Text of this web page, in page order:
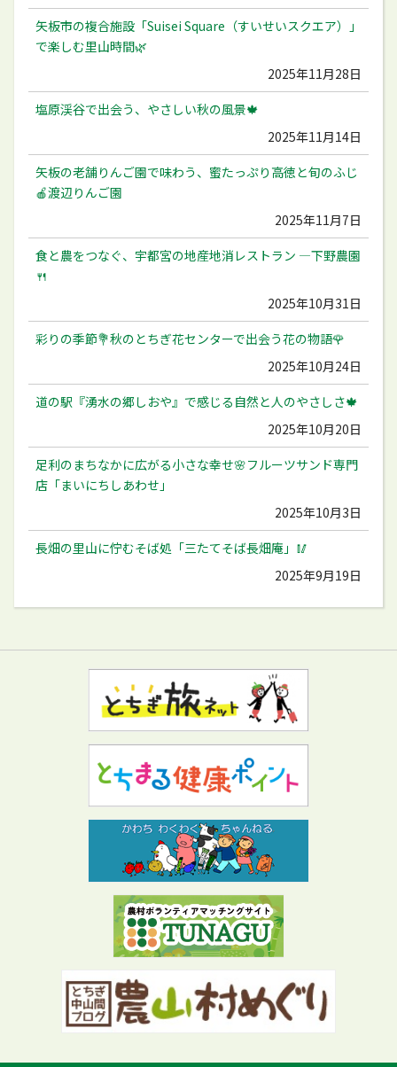
矢板市の複合施設「Suisei Square（すいせいスクエア）」
で楽しむ里山時間🌿
2025年11月28日
塩原渓谷で出会う、やさしい秋の風景🍁
2025年11月14日
矢板の老舗りんご園で味わう、蜜たっぷり高徳と旬のふじ
🍎渡辺りんご園
2025年11月7日
食と農をつなぐ、宇都宮の地産地消レストラン ―下野農園
🍴
2025年10月31日
彩りの季節💐秋のとちぎ花センターで出会う花の物語🌹
2025年10月24日
道の駅『湧水の郷しおや』で感じる自然と人のやさしさ🍁
2025年10月20日
足利のまちなかに広がる小さな幸せ🌸フルーツサンド専門
店「まいにちしあわせ」
2025年10月3日
長畑の里山に佇むそば処「三たてそば長畑庵」🥢
2025年9月19日